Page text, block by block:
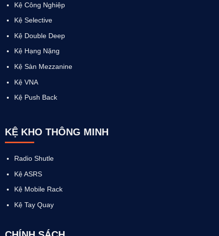
Kệ Công Nghiệp
Kệ Selective
Kệ Double Deep
Kệ Hạng Nặng
Kệ Sàn Mezzanine
Kệ VNA
Kệ Push Back
KỆ KHO THÔNG MINH
Radio Shutle
Kệ ASRS
Kệ Mobile Rack
Kệ Tay Quay